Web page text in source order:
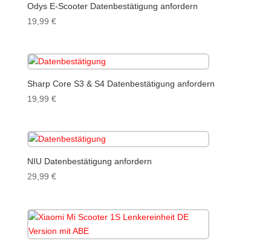
Odys E-Scooter Datenbestätigung anfordern
19,99 €
Sharp Core S3 & S4 Datenbestätigung anfordern
19,99 €
NIU Datenbestätigung anfordern
29,99 €